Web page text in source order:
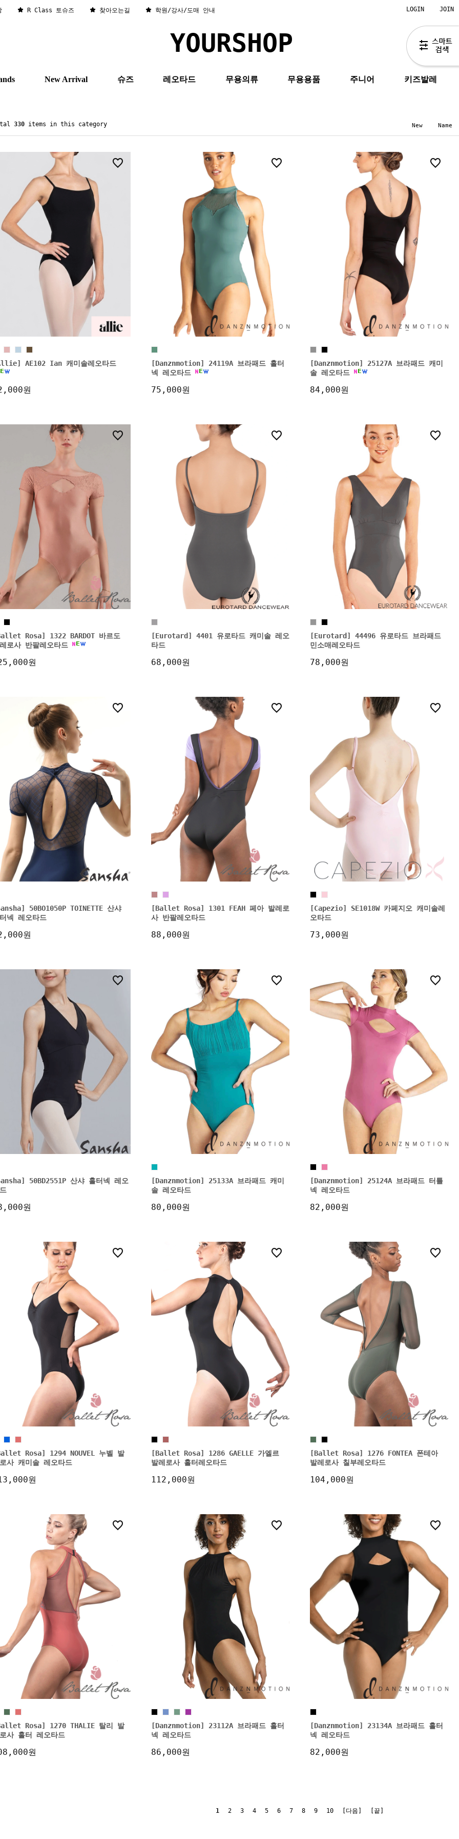
R Class 토슈즈 찾아오는길 학원/강사/도매 안내 LOGIN JOIN
YOURSHOP
New Arrival 슈즈 레오타드 무용의류 무용용품 주니어 키즈발레
330items in this category New Name
AE102 Ian 캐미솔레오타드
원
[Danznmotion] 24119A 브라패드 홀터
넥 레오타드
75,000원
[Danznmotion] 25127A 브라패드 캐미
솔 레오타드
84,000원
Rosa] 1322 BARDOT 바르도
로사 반팔레오타드
원
[Eurotard] 4401 유로타드 캐미솔 레오
타드
68,000원
[Eurotard] 44496 유로타드 브라패드
민소매레오타드
78,000원
50BO1050P TOINETTE 산샤
넥 레오타드
원
[Ballet Rosa] 1301 FEAH 페아 발레로
사 반팔레오타드
88,000원
[Capezio] SE1018W 카페지오 캐미솔레
오타드
73,000원
50BD2551P 산샤 홀터넥 레오
원
[Danznmotion] 25133A 브라패드 캐미
솔 레오타드
80,000원
[Danznmotion] 25124A 브라패드 터틀
넥 레오타드
82,000원
Rosa] 1294 NOUVEL 누벨 발
사 캐미솔 레오타드
원
[Ballet Rosa] 1286 GAELLE 가엘르
발레로사 홀터레오타드
112,000원
[Ballet Rosa] 1276 FONTEA 폰테아
발레로사 칠부레오타드
104,000원
Rosa] 1270 THALIE 탈리 발
사 홀터 레오타드
원
[Danznmotion] 23112A 브라패드 홀터
넥 레오타드
86,000원
[Danznmotion] 23134A 브라패드 홀터
넥 레오타드
82,000원
1 2 3 4 5 6 7 8 9 10 [다음] [끝]